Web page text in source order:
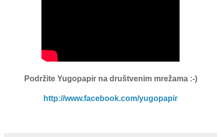
Podržite Yugopapir na društvenim mrežama:-)
http://www.facebook.com/yugopapir